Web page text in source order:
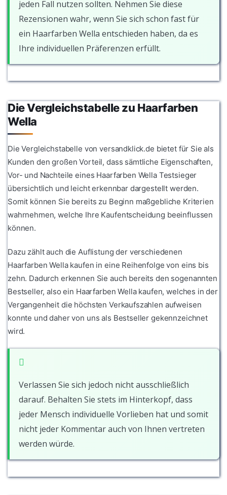
jeden Fall nutzen sollten. Nehmen Sie diese
Rezensionen wahr, wenn Sie sich schon fast für
ein Haarfarben Wella entschieden haben, da es
Ihre individuellen Präferenzen erfüllt.
Die Vergleichstabelle zu Haarfarben
Wella
Die Vergleichstabelle von versandklick.de bietet für Sie als
Kunden den großen Vorteil, dass sämtliche Eigenschaften,
Vor- und Nachteile eines Haarfarben Wella Testsieger
übersichtlich und leicht erkennbar dargestellt werden.
Somit können Sie bereits zu Beginn maßgebliche Kriterien
wahrnehmen, welche Ihre Kaufentscheidung beeinflussen
können.
Dazu zählt auch die Auflistung der verschiedenen
Haarfarben Wella kaufen in eine Reihenfolge von eins bis
zehn. Dadurch erkennen Sie auch bereits den sogenannten
Bestseller, also ein Haarfarben Wella kaufen, welches in der
Vergangenheit die höchsten Verkaufszahlen aufweisen
konnte und daher von uns als Bestseller gekennzeichnet
wird.
Verlassen Sie sich jedoch nicht ausschließlich
darauf. Behalten Sie stets im Hinterkopf, dass
jeder Mensch individuelle Vorlieben hat und somit
nicht jeder Kommentar auch von Ihnen vertreten
werden würde.